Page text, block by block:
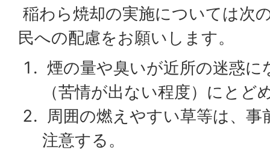
稲わら焼却の実施については次
民への配慮をお願いします。
煙の量や臭いが近所の迷惑に
（苦情が出ない程度）にとど
周囲の燃えやすい草等は、
注意する。